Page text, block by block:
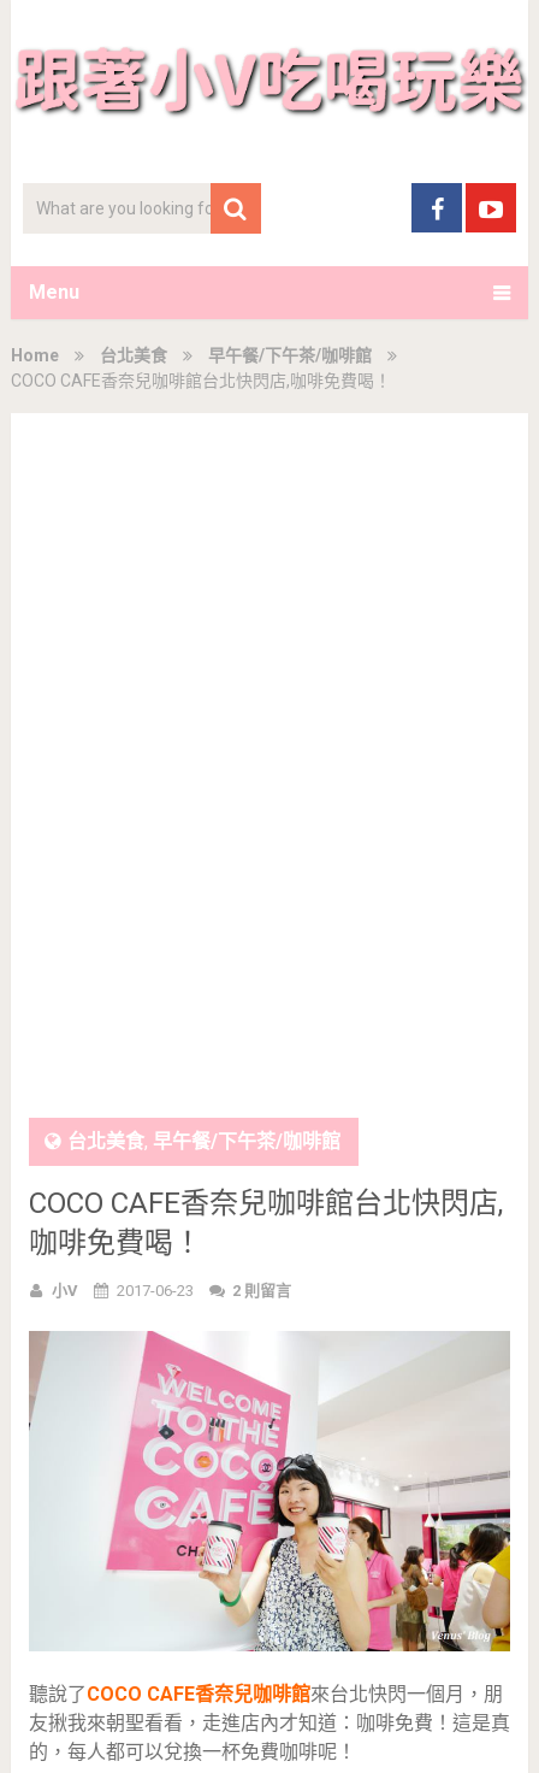
Menu
Home 台北美食
早午餐/下午茶/咖啡館
COCO CAFE香奈兒咖啡館台北快閃店,咖啡免費喝！
台北美食, 早午餐/下午茶/咖啡館
COCO CAFE香奈兒咖啡館台北快閃店,
咖啡免費喝！
小V 2017-06-23 2 則留言
聽說了COCO CAFE香奈兒咖啡館來台北快閃一個月，朋
友揪我來朝聖看看，走進店內才知道：咖啡免費！這是真
的，每人都可以兌換一杯免費咖啡呢！